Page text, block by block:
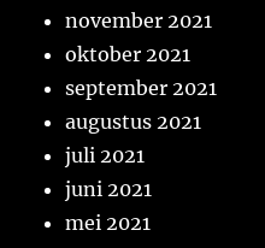
november 2021
oktober 2021
september 2021
augustus 2021
juli 2021
juni 2021
mei 2021